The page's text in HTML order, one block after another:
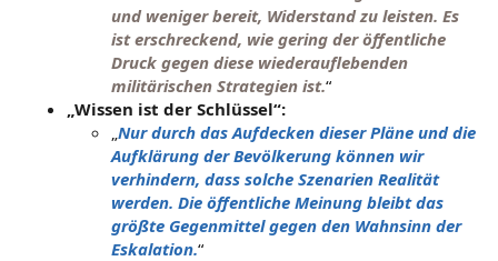
und weniger bereit, Widerstand zu leisten. Es
ist erschreckend, wie gering der öffentliche
Druck gegen diese wiederauflebenden
militärischen Strategien ist.“
„Wissen ist der Schlüssel“:
Nur durch das Aufdecken dieser Pläne und die
Aufklärung der Bevölkerung können wir
verhindern, dass solche Szenarien Realität
werden. Die öffentliche Meinung bleibt das
größte Gegenmittel gegen den Wahnsinn der
Eskalation.“